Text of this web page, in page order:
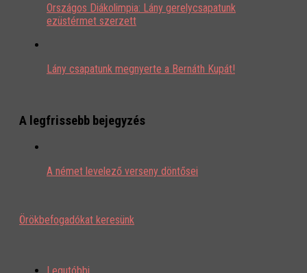
Országos Diákolimpia: Lány gerelycsapatunk
ezüstérmet szerzett
Lány csapatunk megnyerte a Bernáth Kupát!
A legfrissebb bejegyzés
A német levelező verseny döntősei
Örökbefogadókat keresünk